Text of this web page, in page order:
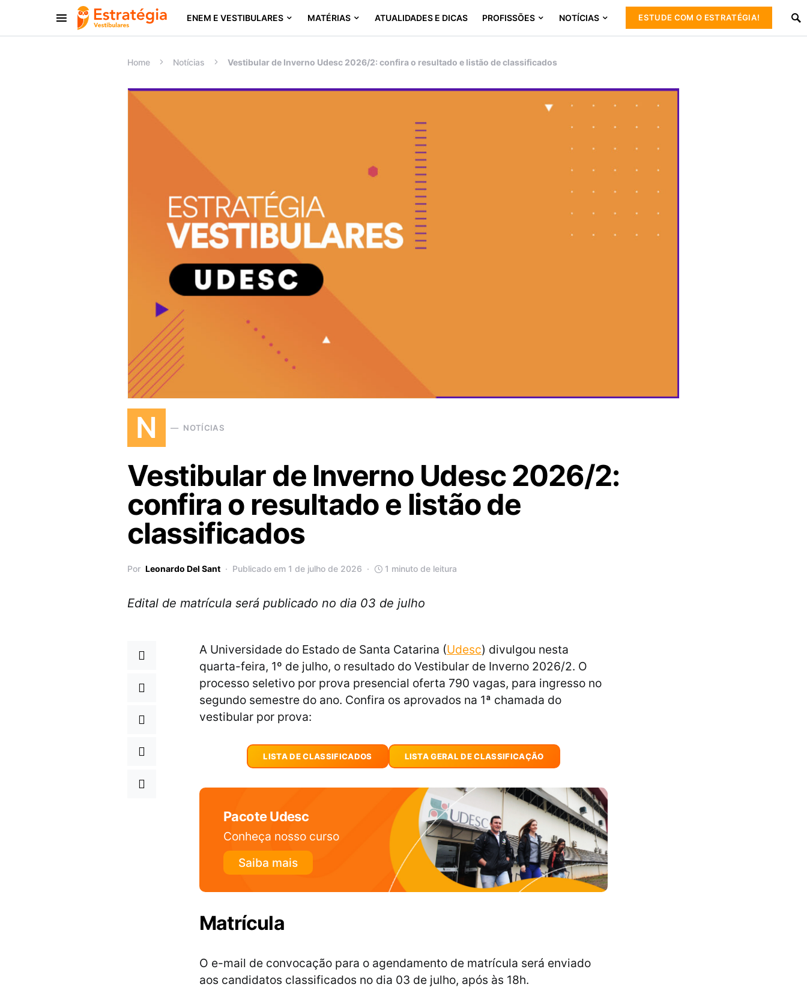
ENEM E VESTIBULARES MATÉRIAS ATUALIDADES E DICAS PROFISSÕES NOTÍCIAS ESTUDE COM O ESTRATÉGIA!
Procurar:
Home Notícias Vestibular de Inverno Udesc 2026/2: confira o resultado e listão de classificados
N NOTÍCIAS
Vestibular de Inverno Udesc 2026/2:
confira o resultado e listão de
classificados
Por Leonardo Del Sant Publicado em 1 de julho de 2026 1 minuto de leitura
Edital de matrícula será publicado no dia 03 de julho
A Universidade do Estado de Santa Catarina (Udesc) divulgou nesta
quarta-feira, 1º de julho, o resultado do Vestibular de Inverno 2026/2. O
processo seletivo por prova presencial oferta 790 vagas, para ingresso no
segundo semestre do ano. Confira os aprovados na 1ª chamada do
vestibular por prova:
LISTA DE CLASSIFICADOS LISTA GERAL DE CLASSIFICAÇÃO
Pacote Udesc
Conheça nosso curso
Saiba mais
Matrícula
O e-mail de convocação para o agendamento de matrícula será enviado
aos candidatos classificados no dia 03 de julho, após às 18h.